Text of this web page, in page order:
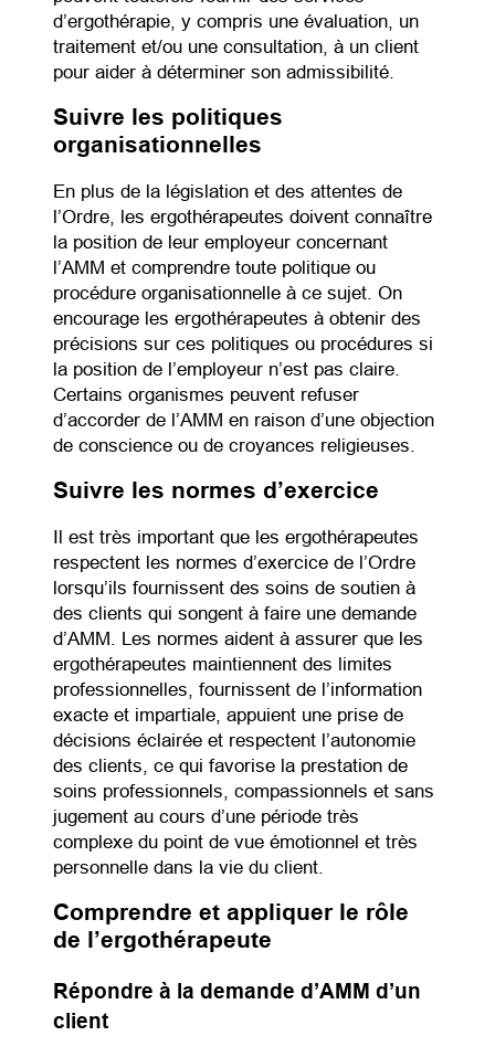
d’ergothérapie, y compris une évaluation, un
traitement et/ou une consultation, à un client
pour aider à déterminer son admissibilité.
Suivre les politiques
organisationnelles
En plus de la législation et des attentes de
l’Ordre, les ergothérapeutes doivent connaître
la position de leur employeur concernant
l’AMM et comprendre toute politique ou
procédure organisationnelle à ce sujet. On
encourage les ergothérapeutes à obtenir des
précisions sur ces politiques ou procédures si
la position de l’employeur n’est pas claire.
Certains organismes peuvent refuser
d’accorder de l’AMM en raison d’une objection
de conscience ou de croyances religieuses.
Suivre les normes d’exercice
Il est très important que les ergothérapeutes
respectent les normes d’exercice de l’Ordre
lorsqu’ils fournissent des soins de soutien à
des clients qui songent à faire une demande
d’AMM. Les normes aident à assurer que les
ergothérapeutes maintiennent des limites
professionnelles, fournissent de l’information
exacte et impartiale, appuient une prise de
décisions éclairée et respectent l’autonomie
des clients, ce qui favorise la prestation de
soins professionnels, compassionnels et sans
jugement au cours d’une période très
complexe du point de vue émotionnel et très
personnelle dans la vie du client.
Comprendre et appliquer le rôle
de l’ergothérapeute
Répondre à la demande d’AMM d’un
client